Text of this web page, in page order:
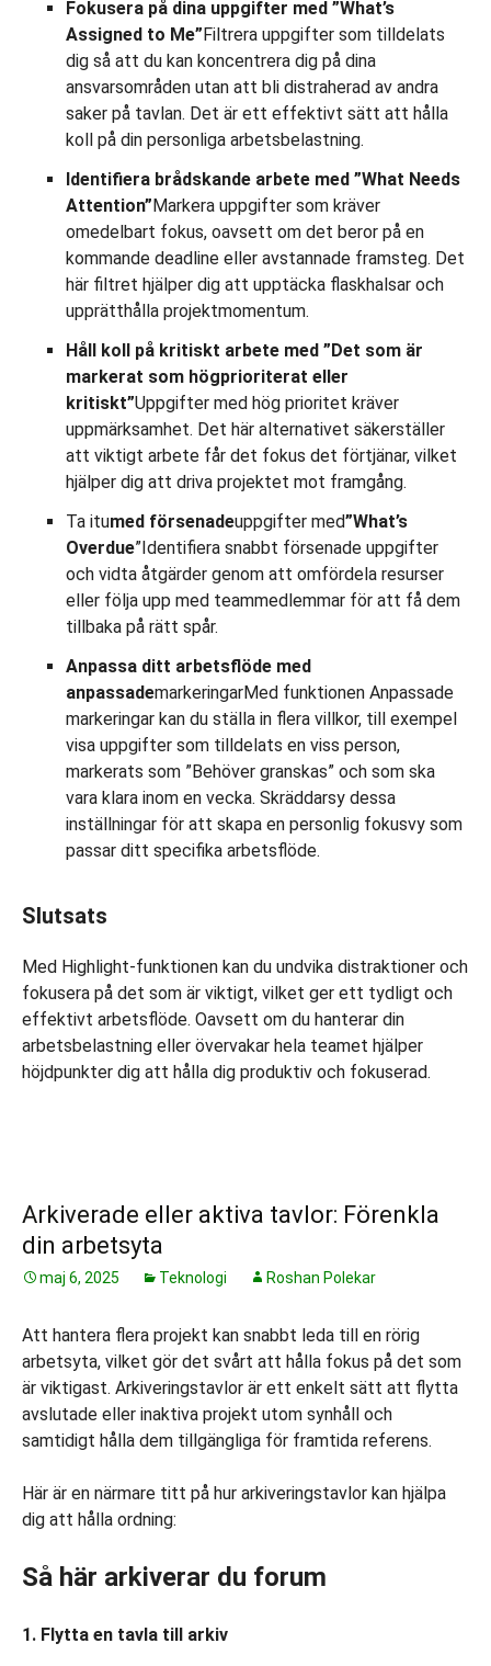
Fokusera på dina uppgifter med ”What’s
Assigned to Me”Filtrera uppgifter som tilldelats
dig så att du kan koncentrera dig på dina
ansvarsområden utan att bli distraherad av andra
saker på tavlan. Det är ett effektivt sätt att hålla
koll på din personliga arbetsbelastning.
Identifiera brådskande arbete med ”What Needs
Attention”Markera uppgifter som kräver
omedelbart fokus, oavsett om det beror på en
kommande deadline eller avstannade framsteg. Det
här filtret hjälper dig att upptäcka flaskhalsar och
upprätthålla projektmomentum.
Håll koll på kritiskt arbete med ”Det som är
markerat som högprioriterat eller
kritiskt”Uppgifter med hög prioritet kräver
uppmärksamhet. Det här alternativet säkerställer
att viktigt arbete får det fokus det förtjänar, vilket
hjälper dig att driva projektet mot framgång.
Ta itumed försenadeuppgifter med”What’s
Overdue”Identifiera snabbt försenade uppgifter
och vidta åtgärder genom att omfördela resurser
eller följa upp med teammedlemmar för att få dem
tillbaka på rätt spår.
Anpassa ditt arbetsflöde med
anpassademarkeringarMed funktionen Anpassade
markeringar kan du ställa in flera villkor, till exempel
visa uppgifter som tilldelats en viss person,
markerats som ”Behöver granskas” och som ska
vara klara inom en vecka. Skräddarsy dessa
inställningar för att skapa en personlig fokusvy som
passar ditt specifika arbetsflöde.
Slutsats
Med Highlight-funktionen kan du undvika distraktioner och
fokusera på det som är viktigt, vilket ger ett tydligt och
effektivt arbetsflöde. Oavsett om du hanterar din
arbetsbelastning eller övervakar hela teamet hjälper
höjdpunkter dig att hålla dig produktiv och fokuserad.
Arkiverade eller aktiva tavlor: Förenkla
din arbetsyta
maj 6, 2025 Teknologi Roshan Polekar
Att hantera flera projekt kan snabbt leda till en rörig
arbetsyta, vilket gör det svårt att hålla fokus på det som
är viktigast. Arkiveringstavlor är ett enkelt sätt att flytta
avslutade eller inaktiva projekt utom synhåll och
samtidigt hålla dem tillgängliga för framtida referens.
Här är en närmare titt på hur arkiveringstavlor kan hjälpa
dig att hålla ordning:
Så här arkiverar du forum
1. Flytta en tavla till arkiv